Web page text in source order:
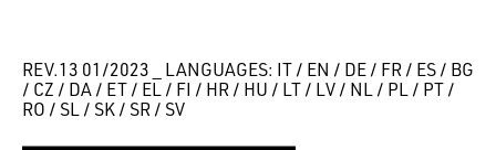
REV.13 01/2023 _ LANGUAGES: IT / EN / DE / FR / ES / BG
/ CZ / DA / ET / EL / FI / HR / HU / LT / LV / NL / PL / PT /
RO / SL / SK / SR / SV